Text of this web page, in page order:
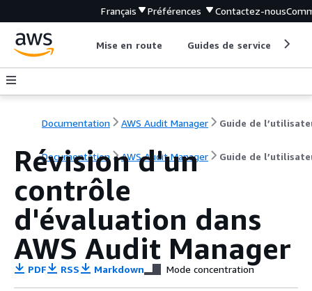
Français Préférences Contactez-nous
Mise en route Guides de service
Documentation AWS Audit Manager Guide de
Documentation AWS Audit Manager Guide de
Révision d'un
contrôle
d'évaluation dans
AWS Audit Manager
PDF RSS Markdown Mode concentration